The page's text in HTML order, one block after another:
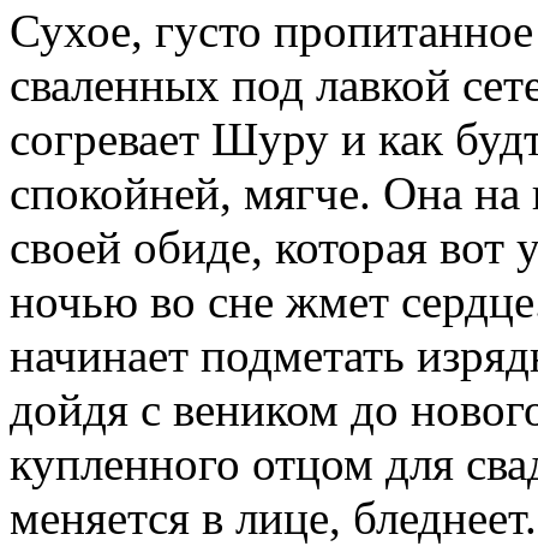
Сухое, густо
сваленных под лавкой
согревает Шуру и как
спокойней, мягче. Она на
своей обиде, которая
ночью во сне жмет
начинает подметать
дойдя с веником до
купленного отцом для
меняется в лице, бледнеет.